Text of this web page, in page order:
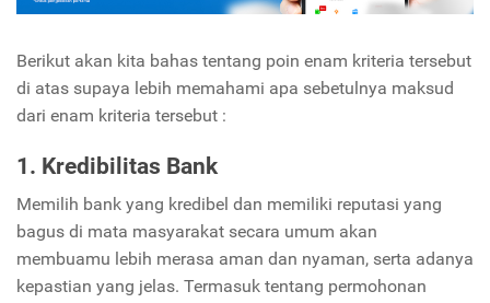
Berikut akan kita bahas tentang poin enam kriteria tersebut
di atas supaya lebih memahami apa sebetulnya maksud
dari enam kriteria tersebut :
1. Kredibilitas Bank
Memilih bank yang kredibel dan memiliki reputasi yang
bagus di mata masyarakat secara umum akan
membuamu lebih merasa aman dan nyaman, serta adanya
kepastian yang jelas. Termasuk tentang permohonan